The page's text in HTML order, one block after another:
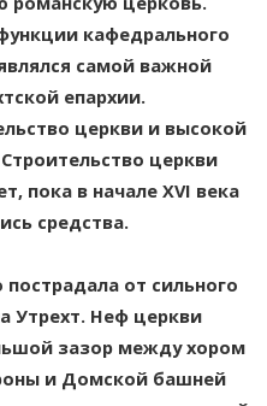
кафедрального
самой важной
епархии.
церкви и высокой
церкви
пока в начале XVI века
средства.
пострадала от сильного
Утрехт. Неф церкви
зазор между хором
и Домской башней